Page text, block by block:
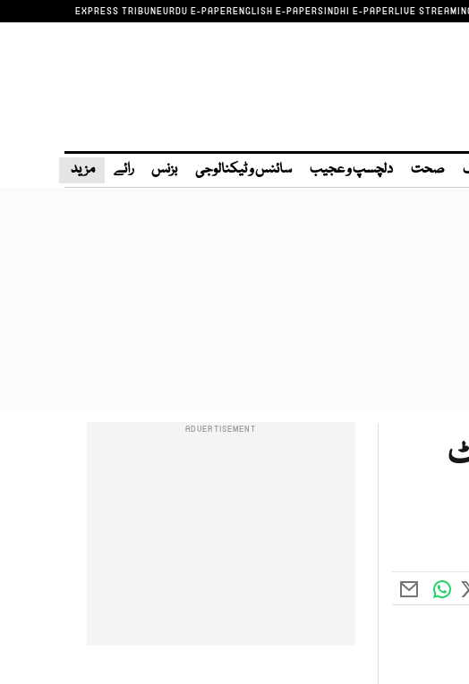
EXPRESS TRIBUNEURDU E-PAPERENGLISH E-PAPERSINDHI E-PAPERLIVE
صحت دلچسپ و عجیب سائنس و ٹیکنالوجی بزنس رائے مزید